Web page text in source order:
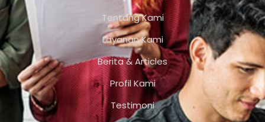
Tentang Kami
Layanan Kami
Berita & Articles
Profil Kami
Testimoni